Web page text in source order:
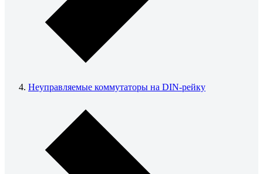
Неуправляемые коммутаторы на DIN-рейку